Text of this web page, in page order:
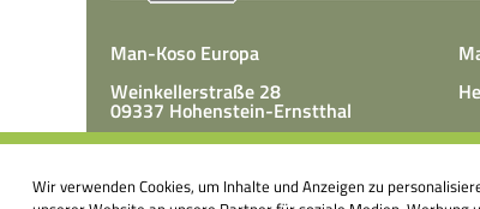
Man-Koso Europa
Weinkellerstraße 28
09337 Hohenstein-Ernstthal
Tel.: +49(0)3723 65 89 50
Wir verwenden Cookies, um Inhalte und Anzeigen zu